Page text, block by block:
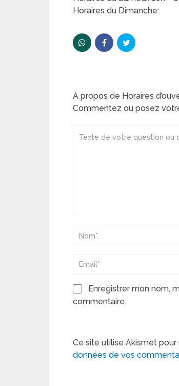
Horaires du Dimanche:
A propos de Horaires
Commentez ou posez
Enregistrer mon nom,
commentaire.
Ce site utilise Akismet
données de vos